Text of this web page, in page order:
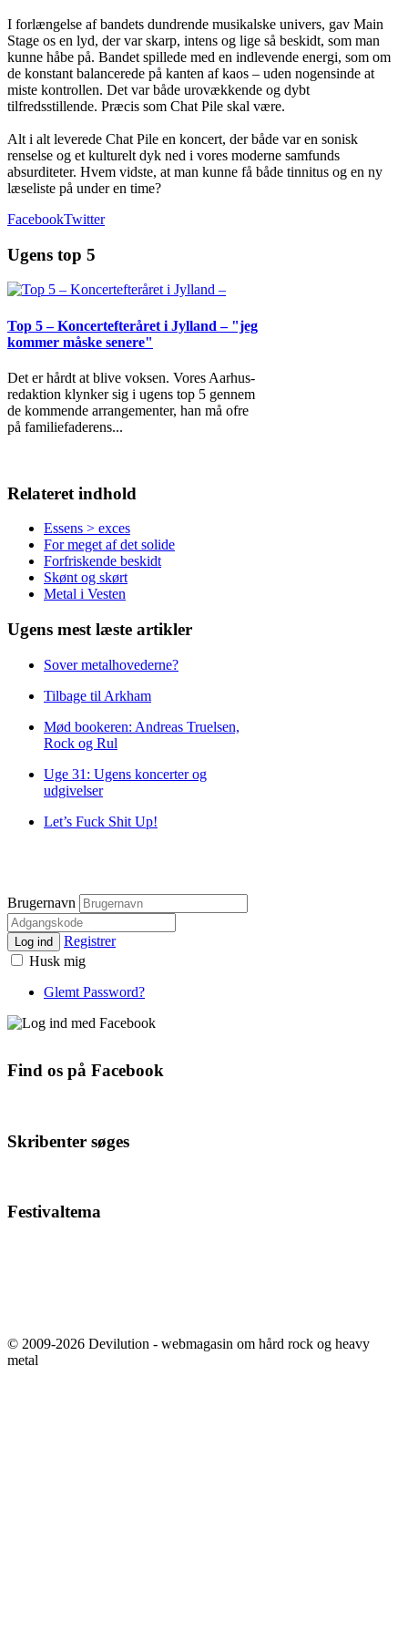
I forlængelse af bandets dundrende musikalske univers, gav Main
Stage os en lyd, der var skarp, intens og lige så beskidt, som man
kunne håbe på. Bandet spillede med en indlevende energi, som om
de konstant balancerede på kanten af kaos – uden nogensinde at
miste kontrollen. Det var både urovækkende og dybt
tilfredsstillende. Præcis som Chat Pile skal være.
Alt i alt leverede Chat Pile en koncert, der både var en sonisk
renselse og et kulturelt dyk ned i vores moderne samfunds
absurditeter. Hvem vidste, at man kunne få både tinnitus og en ny
læseliste på under en time?
FacebookTwitter
Ugens top 5
Top 5 – Koncertefteråret i Jylland – "jeg
kommer måske senere"
Det er hårdt at blive voksen. Vores Aarhus-
redaktion klynker sig i ugens top 5 gennem
de kommende arrangementer, han må ofre
på familiefaderens...
Relateret indhold
Essens > exces
For meget af det solide
Forfriskende beskidt
Skønt og skørt
Metal i Vesten
Ugens mest læste artikler
Sover metalhovederne?
Tilbage til Arkham
Mød bookeren: Andreas Truelsen,
Rock og Rul
Uge 31: Ugens koncerter og
udgivelser
Let’s Fuck Shit Up!
Brugernavn
Log ind
Registrer
Husk mig
Glemt Password?
Find os på Facebook
Skribenter søges
Festivaltema
© 2009-2026 Devilution - webmagasin om hård rock og heavy
metal